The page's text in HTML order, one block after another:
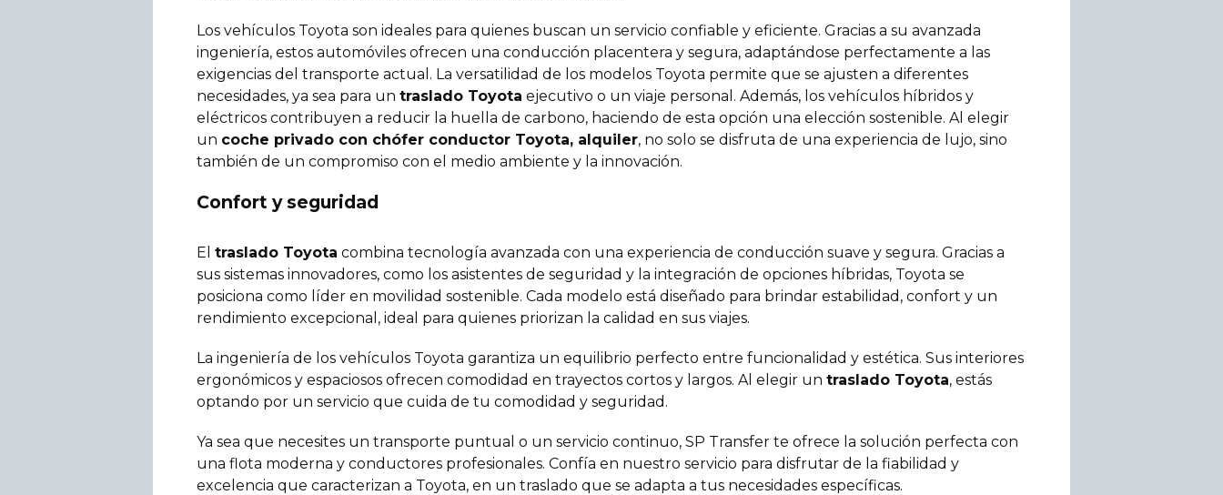
Los vehículos Toyota son ideales para quienes buscan un servicio confiable y eficiente. Gracias a su avanzada
ingeniería, estos automóviles ofrecen una conducción placentera y segura, adaptándose perfectamente a las
exigencias del transporte actual. La versatilidad de los modelos Toyota permite que se ajusten a diferentes
necesidades, ya sea para un traslado Toyota ejecutivo o un viaje personal. Además, los vehículos híbridos y
eléctricos contribuyen a reducir la huella de carbono, haciendo de esta opción una elección sostenible. Al elegir
un coche privado con chófer conductor Toyota, alquiler, no solo se disfruta de una experiencia de lujo, sino
también de un compromiso con el medio ambiente y la innovación.
Confort y seguridad
El traslado Toyota combina tecnología avanzada con una experiencia de conducción suave y segura. Gracias a
sus sistemas innovadores, como los asistentes de seguridad y la integración de opciones híbridas, Toyota se
posiciona como líder en movilidad sostenible. Cada modelo está diseñado para brindar estabilidad, confort y un
rendimiento excepcional, ideal para quienes priorizan la calidad en sus viajes.
La ingeniería de los vehículos Toyota garantiza un equilibrio perfecto entre funcionalidad y estética. Sus interiores
ergonómicos y espaciosos ofrecen comodidad en trayectos cortos y largos. Al elegir un traslado Toyota, estás
optando por un servicio que cuida de tu comodidad y seguridad.
Ya sea que necesites un transporte puntual o un servicio continuo, SP Transfer te ofrece la solución perfecta con
una flota moderna y conductores profesionales. Confía en nuestro servicio para disfrutar de la fiabilidad y
excelencia que caracterizan a Toyota, en un traslado que se adapta a tus necesidades específicas.